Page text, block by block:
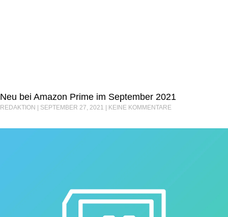
Neu bei Amazon Prime im September 2021
REDAKTION SEPTEMBER 27, 2021 KEINE KOMMENTARE